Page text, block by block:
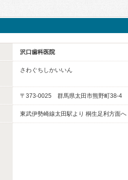
沢口歯科医院
さわぐちしかいいん
〒373-0025 群馬県太田市熊野町38-4
東武伊勢崎線太田駅より 桐生足利方面